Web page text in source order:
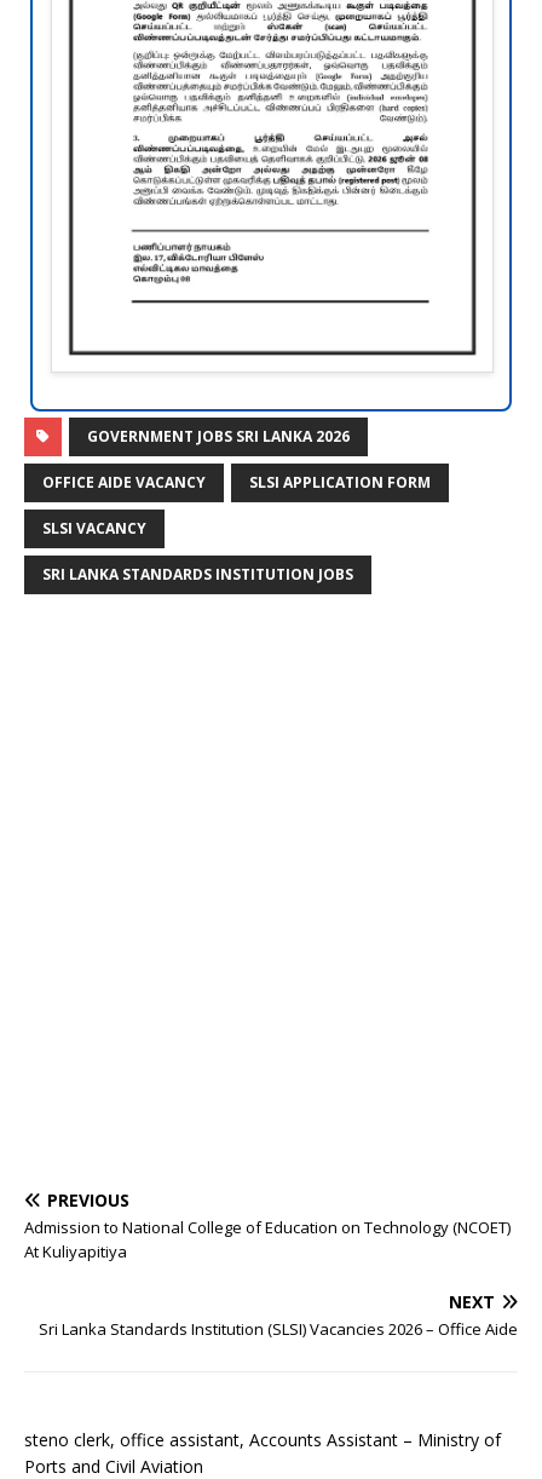
GOVERNMENT JOBS SRI LANKA 2026
OFFICE AIDE VACANCY SLSI APPLICATION FORM
SLSI VACANCY
SRI LANKA STANDARDS INSTITUTION JOBS
PREVIOUS
Admission to National College of Education on Technology (NCOET)
At Kuliyapitiya
NEXT
Sri Lanka Standards Institution (SLSI) Vacancies 2026 – Office Aide
steno clerk, office assistant, Accounts Assistant – Ministry of
Ports and Civil Aviation